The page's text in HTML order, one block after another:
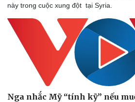
này trong cuộc xung đột tại Syria.
Nga nhắc Mỹ “tính kỹ” nếu